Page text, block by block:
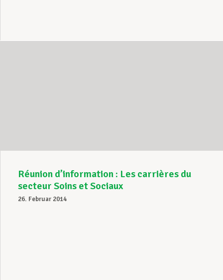
Réunion d’information : Les carrières du
secteur Soins et Sociaux
26. Februar 2014